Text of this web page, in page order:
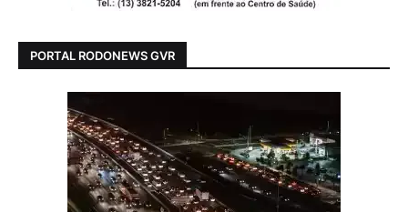
PORTAL RODONEWS GVR